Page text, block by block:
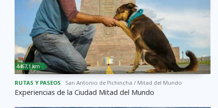
4467,1 km
RUTAS Y PASEOS San Antonio de Pichincha / Mitad del Mundo
Experiencias de la Ciudad Mitad del Mundo